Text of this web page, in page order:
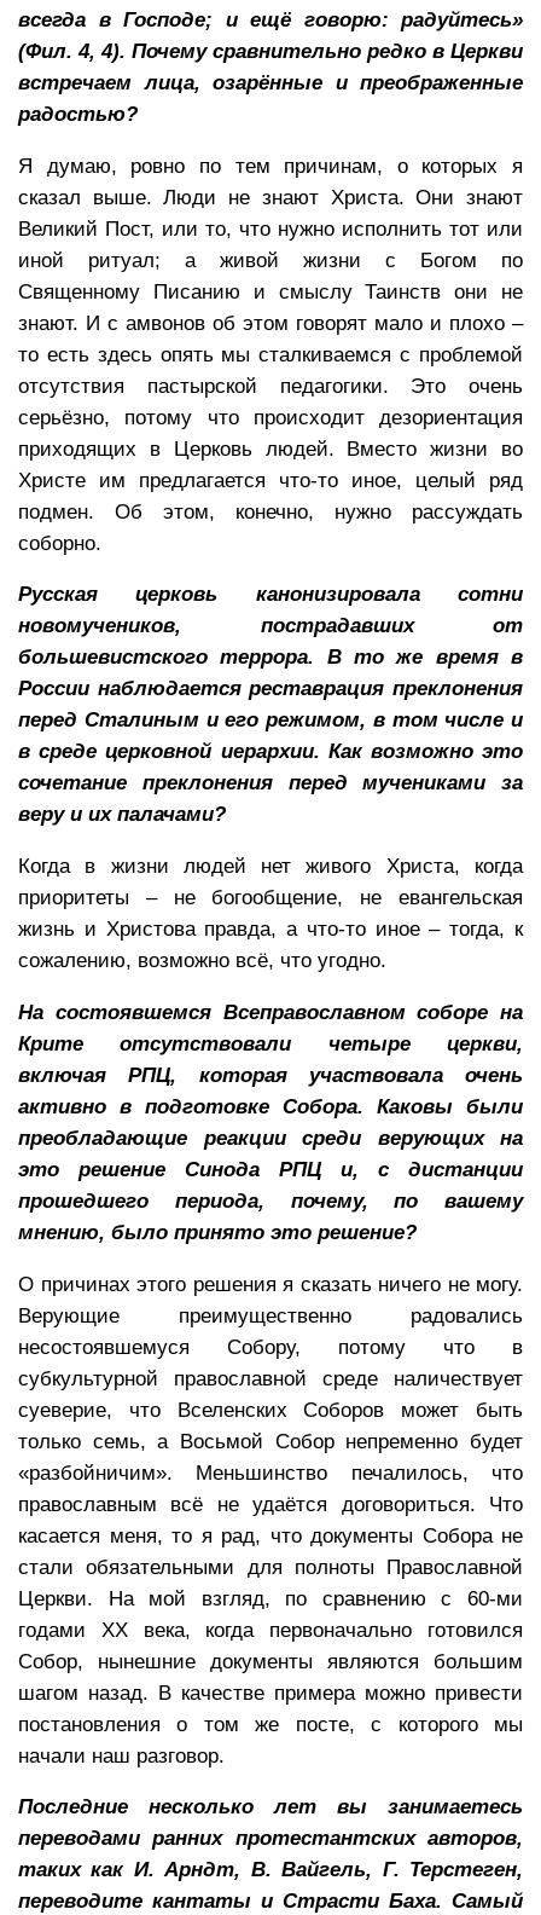
всегда в Господе; и ещё говорю: радуйтесь»
(Фил. 4, 4). Почему сравнительно редко в Церкви
встречаем лица, озарённые и преображенные
радостью?
Я думаю, ровно по тем причинам, о которых я
сказал выше. Люди не знают Христа. Они знают
Великий Пост, или то, что нужно исполнить тот или
иной ритуал; а живой жизни с Богом по
Священному Писанию и смыслу Таинств они не
знают. И с амвонов об этом говорят мало и плохо –
то есть здесь опять мы сталкиваемся с проблемой
отсутствия пастырской педагогики. Это очень
серьёзно, потому что происходит дезориентация
приходящих в Церковь людей. Вместо жизни во
Христе им предлагается что-то иное, целый ряд
подмен. Об этом, конечно, нужно рассуждать
соборно.
Русская церковь канонизировала сотни
новомучеников, пострадавших от
большевистского террора. В то же время в
России наблюдается реставрация преклонения
перед Сталиным и его режимом, в том числе и
в среде церковной иерархии. Как возможно это
сочетание преклонения перед мучениками за
веру и их палачами?
Когда в жизни людей нет живого Христа, когда
приоритеты – не богообщение, не евангельская
жизнь и Христова правда, а что-то иное – тогда, к
сожалению, возможно всё, что угодно.
На состоявшемся Всеправославном соборе на
Крите отсутствовали четыре церкви,
включая РПЦ, которая участвовала очень
активно в подготовке Собора. Каковы были
преобладающие реакции среди верующих на
это решение Синода РПЦ и, с дистанции
прошедшего периода, почему, по вашему
мнению, было принято это решение?
О причинах этого решения я сказать ничего не могу.
Верующие преимущественно радовались
несостоявшемуся Собору, потому что в
субкультурной православной среде наличествует
суеверие, что Вселенских Соборов может быть
только семь, а Восьмой Собор непременно будет
«разбойничим». Меньшинство печалилось, что
православным всё не удаётся договориться. Что
касается меня, то я рад, что документы Собора не
стали обязательными для полноты Православной
Церкви. На мой взгляд, по сравнению с 60-ми
годами ХХ века, когда первоначально готовился
Собор, нынешние документы являются большим
шагом назад. В качестве примера можно привести
постановления о том же посте, с которого мы
начали наш разговор.
Последние несколько лет вы занимаетесь
переводами ранних протестантских авторов,
таких как И. Арндт, В. Вайгель, Г. Терстеген,
переводите кантаты и Страсти Баха. Самый